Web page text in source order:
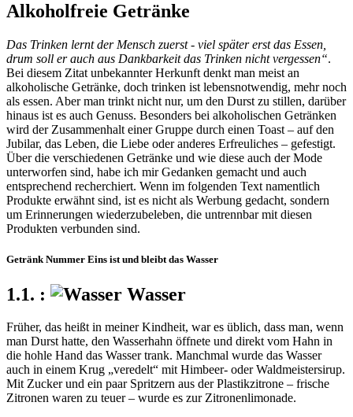
Alkoholfreie Getränke
Das Trinken lernt der Mensch zuerst - viel später erst das Essen,
drum soll er auch aus Dankbarkeit das Trinken nicht vergessen“.
Bei diesem Zitat unbekannter Herkunft denkt man meist an
alkoholische Getränke, doch trinken ist lebensnotwendig, mehr noch
als essen. Aber man trinkt nicht nur, um den Durst zu stillen, darüber
hinaus ist es auch Genuss. Besonders bei alkoholischen Getränken
wird der Zusammenhalt einer Gruppe durch einen Toast – auf den
Jubilar, das Leben, die Liebe oder anderes Erfreuliches – gefestigt.
Über die verschiedenen Getränke und wie diese auch der Mode
unterworfen sind, habe ich mir Gedanken gemacht und auch
entsprechend recherchiert. Wenn im folgenden Text namentlich
Produkte erwähnt sind, ist es nicht als Werbung gedacht, sondern
um Erinnerungen wiederzubeleben, die untrennbar mit diesen
Produkten verbunden sind.
Getränk Nummer Eins ist und bleibt das Wasser
Wasser
Früher, das heißt in meiner Kindheit, war es üblich, dass man, wenn
man Durst hatte, den Wasserhahn öffnete und direkt vom Hahn in
die hohle Hand das Wasser trank. Manchmal wurde das Wasser
auch in einem Krug
veredelt
mit Himbeer- oder Waldmeistersirup.
Mit Zucker und ein paar Spritzern aus der Plastikzitrone – frische
Zitronen waren zu teuer – wurde es zur Zitronenlimonade.